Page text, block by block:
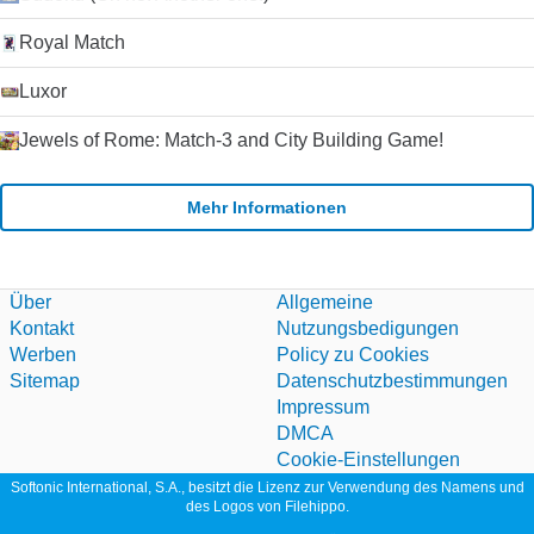
Royal Match
Luxor
Jewels of Rome: Match-3 and City Building Game!
Mehr Informationen
Über
Kontakt
Werben
Sitemap
Allgemeine
Nutzungsbedigungen
Policy zu Cookies
Datenschutzbestimmungen
Impressum
DMCA
Cookie-Einstellungen
Softonic International, S.A., besitzt die Lizenz zur Verwendung des Namens und
des Logos von Filehippo.